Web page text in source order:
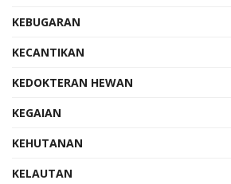
KEBUGARAN
KECANTIKAN
KEDOKTERAN HEWAN
KEGAIAN
KEHUTANAN
KELAUTAN